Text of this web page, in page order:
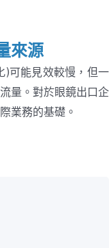
來源
)可能見效較慢，但一
量。對於眼鏡出口企
業務的基礎。